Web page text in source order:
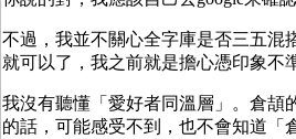
不過，我並不關心全字庫是否三五混
就可以了，我之前就是擔心憑印象不
我沒有聽懂「愛好者同溫層」。倉頡
的話，可能感受不到，也不會知道「